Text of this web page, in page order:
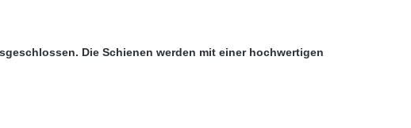
Die Schienen werden mit einer hochwertigen